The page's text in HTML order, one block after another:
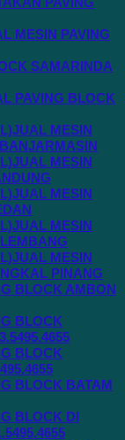
MESIN PAVING
SAMARINDA
PAVING BLOCK
MESIN
MESIN
MESIN
MESIN
MESIN
PINANG
BLOCK AMBON
BLOCK
BLOCK
BLOCK BATAM
BLOCK DI